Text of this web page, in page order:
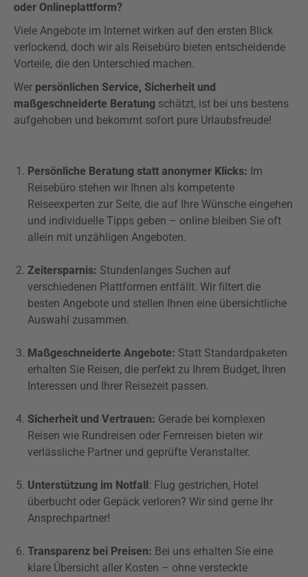
oder Onlineplattform?
Viele Angebote im Internet wirken auf den ersten Blick
verlockend, doch wir als Reisebüro bieten entscheidende
Vorteile, die den Unterschied machen.
Wer persönlichen Service, Sicherheit und
maßgeschneiderte Beratung schätzt, ist bei uns bestens
aufgehoben und bekommt sofort pure Urlaubsfreude!
Persönliche Beratung statt anonymer Klicks: Im
Reisebüro stehen wir Ihnen als kompetente
Reiseexperten zur Seite, die auf Ihre Wünsche eingehen
und individuelle Tipps geben – online bleiben Sie oft
allein mit unzähligen Angeboten.
Zeitersparnis: Stundenlanges Suchen auf
verschiedenen Plattformen entfällt. Wir filtert die
besten Angebote und stellen Ihnen eine übersichtliche
Auswahl zusammen.
Maßgeschneiderte Angebote: Statt Standardpaketen
erhalten Sie Reisen, die perfekt zu Ihrem Budget, Ihren
Interessen und Ihrer Reisezeit passen.
Sicherheit und Vertrauen: Gerade bei komplexen
Reisen wie Rundreisen oder Fernreisen bieten wir
verlässliche Partner und geprüfte Veranstalter.
Unterstützung im Notfall: Flug gestrichen, Hotel
überbucht oder Gepäck verloren? Wir sind gerne Ihr
Ansprechpartner!
Transparenz bei Preisen: Bei uns erhalten Sie eine
klare Übersicht aller Kosten – ohne versteckte